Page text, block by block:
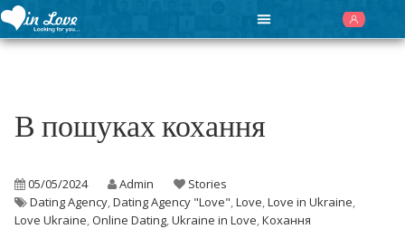
В пошуках кохання
05/05/2024 Admin
Stories
Dating Agency,Dating Agency "Love",Love,Love in Ukraine,
Love Ukraine,Online Dating,Ukraine in Love,Кохання